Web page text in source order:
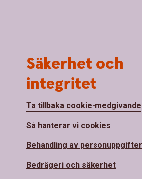
Säkerhet och
integritet
Ta tillbaka cookie-medgivande
Så hanterar vi cookies
Behandling av personuppgifter
Bedrägeri och säkerhet